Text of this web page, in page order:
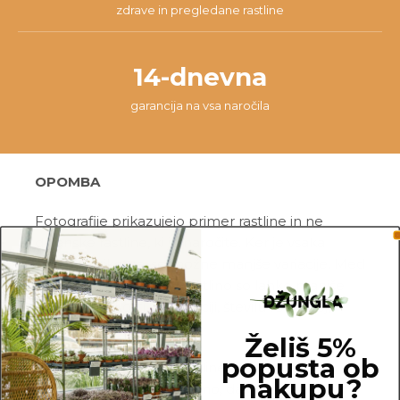
zdrave in pregledane rastline
14-dnevna
garancija na vsa naročila
OPOMBA
Fotografije prikazujejo primer rastline in ne
dejanske rastline, ki jo naročite. Ker je vsaka
rastlina unikatna, so možne manjše variacije. Med
prikazano in kupljeno rastlino so lahko manjše
razlike v velikosti, variegaciji, številu listov, vej,
cvetov, itd …
Pred pošiljanjem vse rastline skrbno
pregledamo in zagotovimo, da gredo na pot
Želiš 5%
popusta ob
nakupu?